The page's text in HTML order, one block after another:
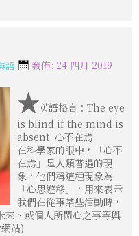
語
發佈: 24 四月 2019
★英語格言：The eye
is blind if the mind is
absent. 心不在焉
在科學家的眼中，「心不
在焉」是人類普遍的現
象，他們稱這種現象為
「心思遊移」，用來表示
我們在從事某些活動時，
來、或個人所關心之事等與
站)